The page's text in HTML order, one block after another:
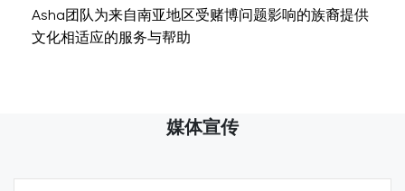
Asha团队为来自南亚地区受赌博问题影响的族裔提供
文化相适应的服务与帮助
媒体宣传